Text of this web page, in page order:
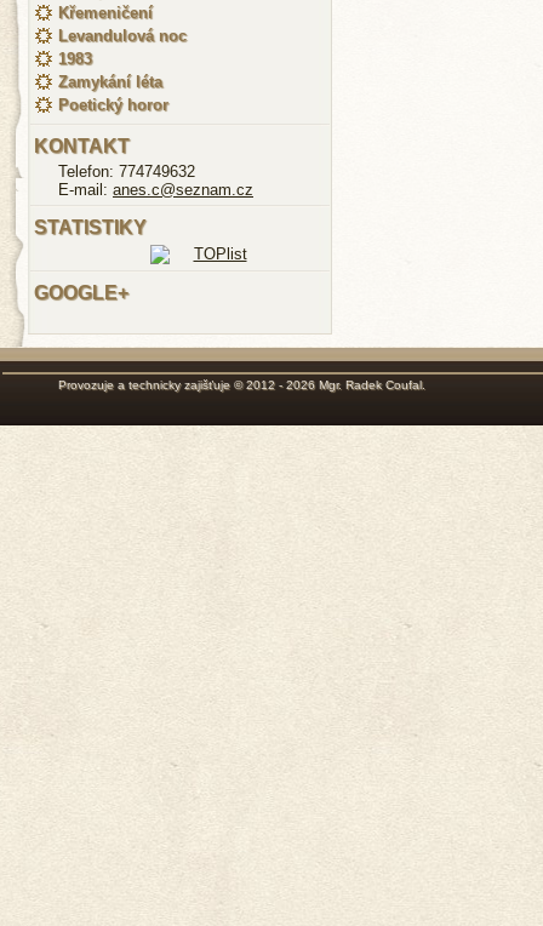
Křemeničení
Levandulová noc
1983
Zamykání léta
Poetický horor
KONTAKT
Telefon: 774749632
E-mail: anes.c@seznam.cz
STATISTIKY
GOOGLE+
Provozuje a technicky zajišťuje © 2012 - 2026 Mgr. Radek Coufal.